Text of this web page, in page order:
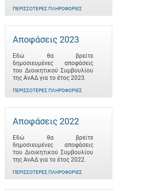
ΠΕΡΙΣΣΌΤΕΡΕΣ ΠΛΗΡΟΦΟΡΊΕΣ
Αποφάσεις 2023
Εδώ θα βρείτε
δημοσιευμένες αποφάσεις
του Διοικητικού Συμβουλίου
της ΑνΑΔ για το έτος 2023.
ΠΕΡΙΣΣΌΤΕΡΕΣ ΠΛΗΡΟΦΟΡΊΕΣ
Αποφάσεις 2022
Εδώ θα βρείτε
δημοσιευμένες αποφάσεις
του Διοικητικού Συμβουλίου
της ΑνΑΔ για το έτος 2022.
ΠΕΡΙΣΣΌΤΕΡΕΣ ΠΛΗΡΟΦΟΡΊΕΣ